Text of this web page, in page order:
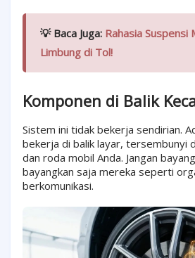
💡 Baca Juga: Rahasia Suspensi
Limbung di Tol!
Komponen di Balik
Sistem ini tidak bekerja sendirian.
bekerja di balik layar, tersembunyi
dan roda mobil Anda. Jangan
bayangkan saja mereka seperti
berkomunikasi.